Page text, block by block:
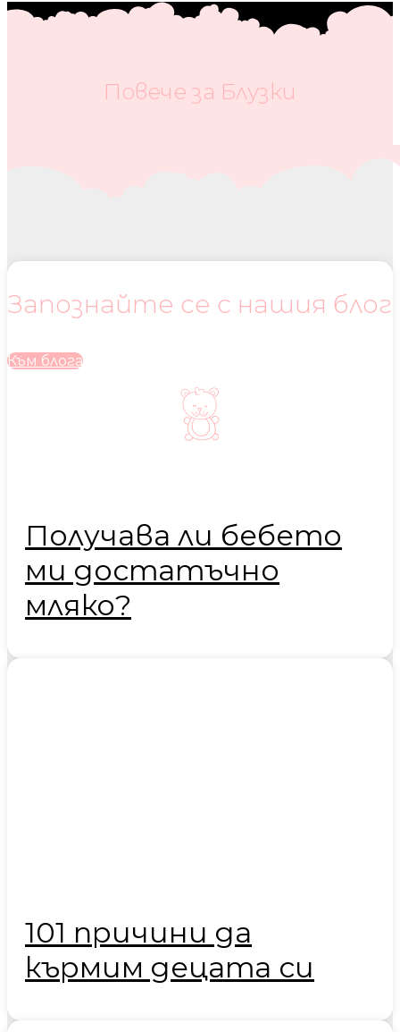
Повече за Блузки
Запознайте се с нашия блог
Към блога
Получава ли бебето
ми достатъчно
мляко?
101 причини да
кърмим децата си